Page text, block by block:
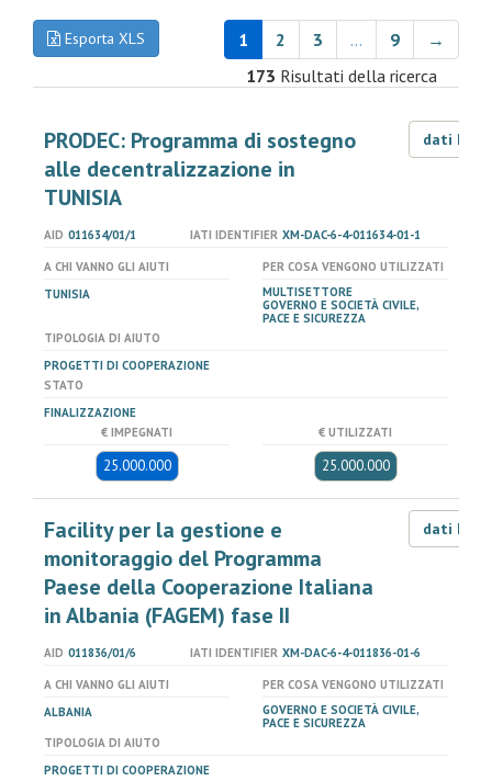
Esporta XLS 1 2 3 … 9
→
173 Risultati della ricerca
PRODEC: Programma di sostegno
alle decentralizzazione in
TUNISIA
dati LOD
AID 011634/01/1 IATI IDENTIFIER XM-DAC-6-4-011634-01-1
A CHI VANNO GLI AIUTI
TUNISIA
PER COSA VENGONO UTILIZZATI
MULTISETTORE
GOVERNO E SOCIETÀ CIVILE,
PACE E SICUREZZA
TIPOLOGIA DI AIUTO
PROGETTI DI COOPERAZIONE
STATO
FINALIZZAZIONE
€ IMPEGNATI
25.000.000
€ UTILIZZATI
25.000.000
Facility per la gestione e
monitoraggio del Programma
Paese della Cooperazione Italiana
in Albania (FAGEM) fase II
dati LOD
AID 011836/01/6 IATI IDENTIFIER XM-DAC-6-4-011836-01-6
A CHI VANNO GLI AIUTI
ALBANIA
PER COSA VENGONO UTILIZZATI
GOVERNO E SOCIETÀ CIVILE,
PACE E SICUREZZA
TIPOLOGIA DI AIUTO
PROGETTI DI COOPERAZIONE